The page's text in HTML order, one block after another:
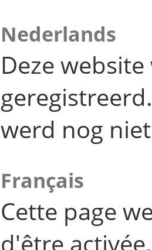
Nederlands
Deze
werd nog
Français
Cette page
d'être